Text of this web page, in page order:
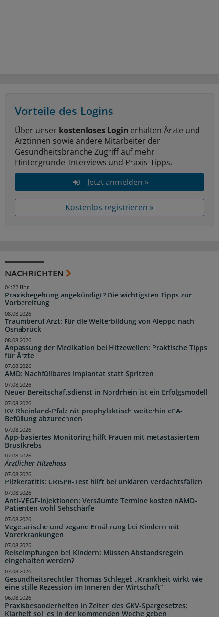
Vorteile des Logins
Über unser kostenloses Login erhalten Ärzte und
Ärztinnen sowie andere Mitarbeiter der
Gesundheitsbranche Zugriff auf mehr
Hintergründe, Interviews und Praxis-Tipps.
Jetzt anmelden »
Kostenlos registrieren »
NACHRICHTEN
Praxisbegehung angekündigt? Die wichtigsten Tipps zur
Vorbereitung
04:22 Uhr
Traumberuf Arzt: Für die Weiterbildung von Aleppo nach
Osnabrück
08.08.2026
Anpassung der Medikation bei Hitzewellen: Praktische Tipps
für Ärzte
08.08.2026
AMD: Nachfüllbares Implantat statt Spritzen
07.08.2026
Neuer Bereitschaftsdienst in Nordrhein ist ein Erfolgsmodell
07.08.2026
KV Rheinland-Pfalz rät prophylaktisch weiterhin ePA-
Befüllung abzurechnen
07.08.2026
App-basiertes Monitoring hilft Frauen mit metastasiertem
Brustkrebs
07.08.2026
Ärztlicher Hitzehass
07.08.2026
Pilzkeratitis: CRISPR-Test hilft bei unklaren Verdachtsfällen
07.08.2026
Anti-VEGF-Injektionen: Versäumte Termine kosten nAMD-
Patienten wohl Sehschärfe
07.08.2026
Vegetarische und vegane Ernährung bei Kindern mit
Vorerkrankungen
07.08.2026
Reiseimpfungen bei Kindern: Müssen Abstandsregeln
eingehalten werden?
07.08.2026
Gesundheitsrechtler Thomas Schlegel: „Krankheit wirkt wie
eine stille Rezession im Inneren der Wirtschaft“
07.08.2026
Praxisbesonderheiten in Zeiten des GKV-Spargesetzes:
Klarheit soll es in der kommenden Woche geben
06.08.2026